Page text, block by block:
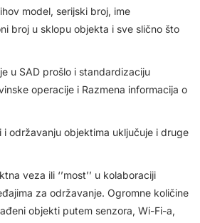
model, serijski broj, ime
broj u sklopu objekta i sve slično što
u SAD prošlo i standardizaciju
operacije i Razmena informacija o
i održavanju objektima uključuje i druge
veza ili ‘’most’’ u kolaboraciji
za održavanje. Ogromne količine
objekti putem senzora, Wi-Fi-a,